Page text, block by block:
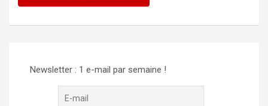
Newsletter : 1 e-mail par semaine !